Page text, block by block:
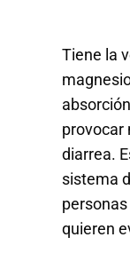
Tiene la
provocar
diarrea.
sistema
quieren